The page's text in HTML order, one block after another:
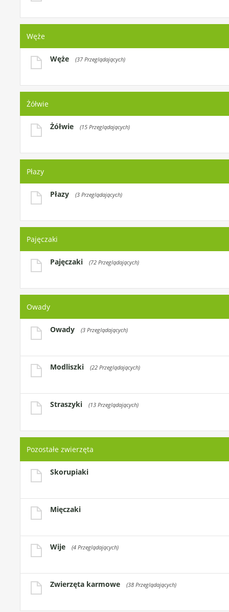
Węże
Węże (37 Przeglądających)
Żółwie
Żółwie (15 Przeglądających)
Płazy
Płazy (3 Przeglądających)
Pajęczaki
Pajęczaki (72 Przeglądających)
Owady
Owady (3 Przeglądających)
Modliszki (22 Przeglądających)
Straszyki (13 Przeglądających)
Pozostałe zwierzęta
Skorupiaki
Mięczaki
Wije (4 Przeglądających)
Zwierzęta karmowe (38 Przeglądających)